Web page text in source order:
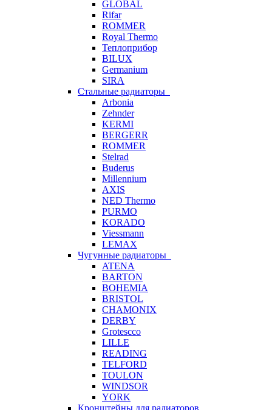
GLOBAL
Rifar
ROMMER
Royal Thermo
Теплоприбор
BILUX
Germanium
SIRA
Стальные радиаторы
Arbonia
Zehnder
KERMI
BERGERR
ROMMER
Stelrad
Buderus
Millennium
AXIS
NED Thermo
PURMO
KORADO
Viessmann
LEMAX
Чугунные радиаторы
ATENA
BARTON
BOHEMIA
BRISTOL
CHAMONIX
DERBY
Grotescco
LILLE
READING
TELFORD
TOULON
WINDSOR
YORK
Кронштейны для радиаторов